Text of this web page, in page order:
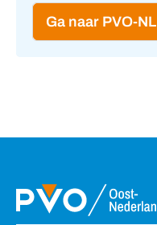
Ga naar PVO-NL